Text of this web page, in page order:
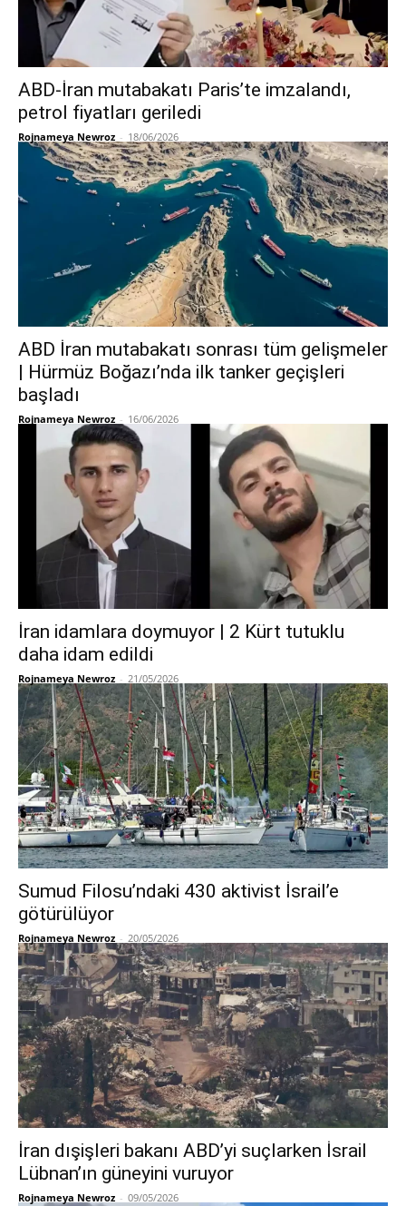
ABD-İran mutabakatı Paris’te imzalandı,
petrol fiyatları geriledi
Rojnameya Newroz - 18/06/2026
ABD İran mutabakatı sonrası tüm gelişmeler
| Hürmüz Boğazı’nda ilk tanker geçişleri
başladı
Rojnameya Newroz - 16/06/2026
İran idamlara doymuyor | 2 Kürt tutuklu
daha idam edildi
Rojnameya Newroz - 21/05/2026
Sumud Filosu’ndaki 430 aktivist İsrail’e
götürülüyor
Rojnameya Newroz - 20/05/2026
İran dışişleri bakanı ABD’yi suçlarken İsrail
Lübnan’ın güneyini vuruyor
Rojnameya Newroz - 09/05/2026